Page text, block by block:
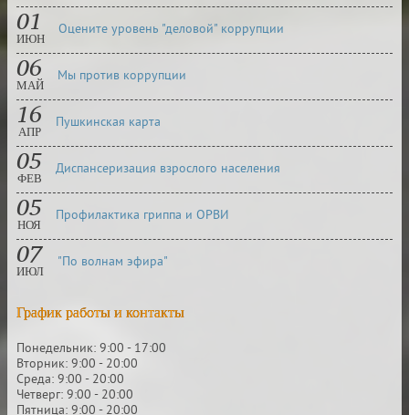
01
ИЮН Оцените уровень "деловой" коррупции
06
МАЙ Мы против коррупции
16
АПР Пушкинская карта
05
ФЕВ Диспансеризация взрослого населения
05
НОЯ Профилактика гриппа и ОРВИ
07
ИЮЛ "По волнам эфира"
График работы и контакты
Понедельник: 9:00 - 17:00
Вторник: 9:00 - 20:00
Среда: 9:00 - 20:00
Четверг: 9:00 - 20:00
Пятница: 9:00 - 20:00